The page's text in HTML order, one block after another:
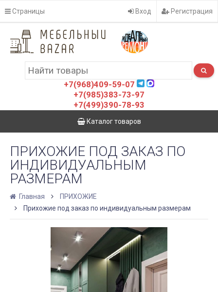
Страницы Вход Регистрация
+7(968)409-59-07
+7(985)383-73-97
+7(499)390-78-93
Каталог товаров
ПРИХОЖИЕ ПОД ЗАКАЗ ПО
ИНДИВИДУАЛЬНЫМ
РАЗМЕРАМ
Главная
ПРИХОЖИЕ
Прихожие под заказ по индивидуальным размерам